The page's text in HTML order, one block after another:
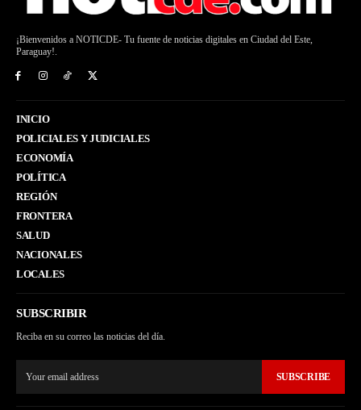
¡Bienvenidos a NOTICDE- Tu fuente de noticias digitales en Ciudad del Este,
Paraguay!.
INICIO
POLICIALES Y JUDICIALES
ECONOMÍA
POLÍTICA
REGIÓN
FRONTERA
SALUD
NACIONALES
LOCALES
SUBSCRIBIR
Reciba en su correo las noticias del día.
SUBSCRIBE